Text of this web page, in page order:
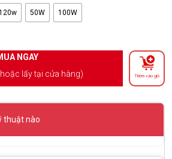
50W 100W
NGAY
lấy tại cửa hàng)
Thêm vào giỏ
thuật nào